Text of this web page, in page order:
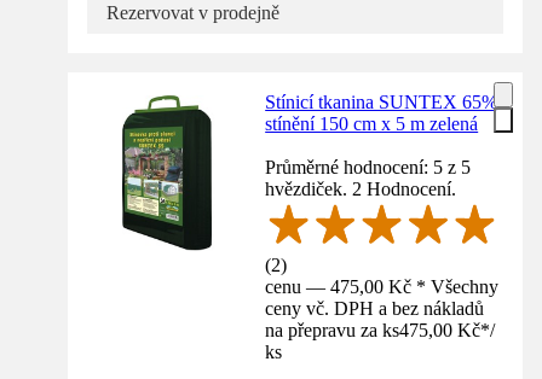
Rezervovat v prodejně
Stínicí tkanina SUNTEX 65%
stínění 150 cm x 5 m zelená
Průměrné hodnocení: 5 z 5
hvězdiček. 2 Hodnocení.
(2)
cenu — 475,00 Kč * Všechny
ceny vč. DPH a bez nákladů
na přepravu za ks475,00 Kč*/
ks